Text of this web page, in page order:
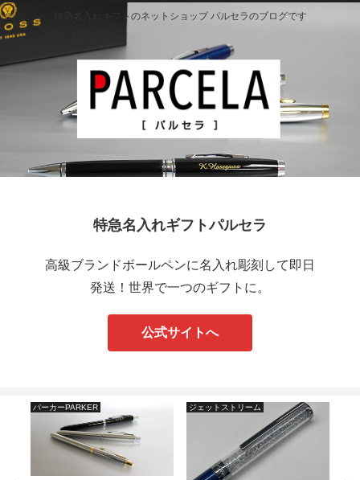
特急名入れギフトのネットショップ パルセラのブログです
特急名入れギフトパルセラ
高級ブランドボールペンに名入れ彫刻して即日
発送！世界で一つのギフトに。
公式サイトへ
パーカーPARKER ジェットストリーム